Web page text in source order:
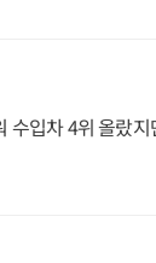
수입차 4위 올랐